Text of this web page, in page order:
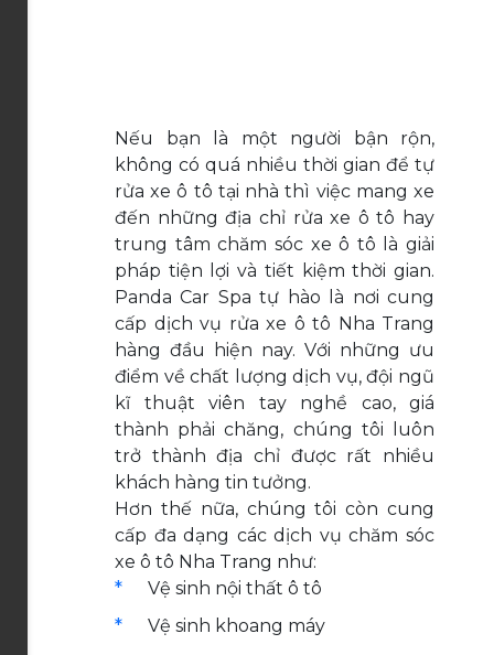
Nếu bạn là một người bận rộn,
không có quá nhiều thời gian để tự
rửa xe ô tô tại nhà thì việc mang xe
đến những địa chỉ rửa xe ô tô hay
trung tâm chăm sóc xe ô tô là giải
pháp tiện lợi và tiết kiệm thời gian.
Panda Car Spa tự hào là nơi cung
cấp dịch vụ rửa xe ô tô Nha Trang
hàng đầu hiện nay. Với những ưu
điểm về chất lượng dịch vụ, đội ngũ
kĩ thuật viên tay nghề cao, giá
thành phải chăng, chúng tôi luôn
trở thành địa chỉ được rất nhiều
khách hàng tin tưởng.
Hơn thế nữa, chúng tôi còn cung
cấp đa dạng các dịch vụ chăm sóc
xe ô tô Nha Trang như:
Vệ sinh nội thất ô tô
Vệ sinh khoang máy